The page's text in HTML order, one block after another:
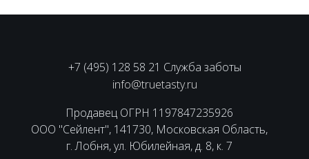
+7 (495) 128 58 21 Служба заботы
info@truetasty.ru
Продавец ОГРН 1197847235926
ООО "Сейлент", 141730, Московская Область,
г. Лобня, ул. Юбилейная, д. 8, к. 7